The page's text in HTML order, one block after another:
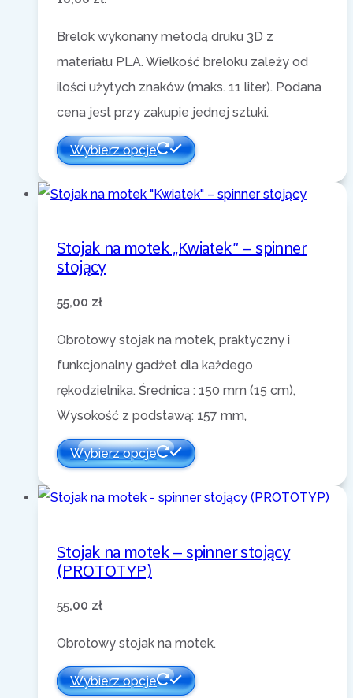
Brelok wykonany metodą druku 3D z
materiału PLA. Wielkość breloku zależy od
ilości użytych znaków (maks. 11 liter). Podana
cena jest przy zakupie jednej sztuki.
Wybierz opcje
Stojak na motek „Kwiatek” – spinner
stojący
55,00 zł
Obrotowy stojak na motek, praktyczny i
funkcjonalny gadżet dla każdego
rękodzielnika. Średnica : 150 mm (15 cm),
Wysokość z podstawą: 157 mm,
Wybierz opcje
Stojak na motek – spinner stojący
(PROTOTYP)
55,00 zł
Obrotowy stojak na motek.
Wybierz opcje